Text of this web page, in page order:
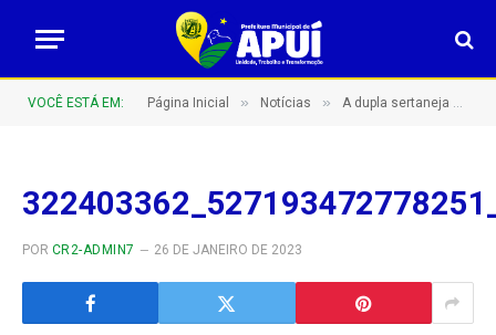
VOCÊ ESTÁ EM: Página Inicial » Notícias » A dupla sertaneja Gino & Geno já está em Apuí para a festa de aniversário que começa logo mais
POR CR2-ADMIN7 26 DE JANEIRO DE 2023